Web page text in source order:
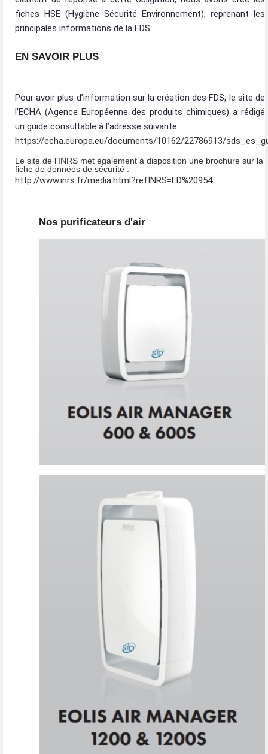
fiches HSE (Hygiène Sécurité Environnement), reprenant les
principales informations de la FDS.
EN SAVOIR PLUS
Pour avoir plus d’information sur la création des FDS, le site de
l’ECHA (Agence Européenne des produits chimiques) a rédigé
un guide consultable à l’adresse suivante :
https://echa.europa.eu/documents/10162/22786913/
Le site de l’INRS met également à disposition une brochure sur la
fiche de données de sécurité :
http://www.inrs.fr/media.html?refINRS=ED%20954
Nos purificateurs d'air